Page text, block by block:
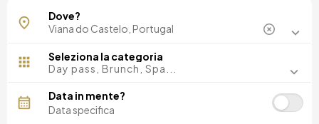
Arcos de Valdevez
Ponte de Lima
Dove?
Seleziona la categoria
Day pass, Brunch, Spa...
Data in mente?